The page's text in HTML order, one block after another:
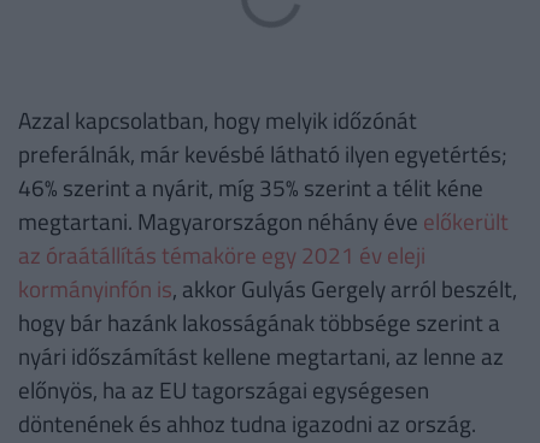
Azzal kapcsolatban, hogy melyik időzónát
preferálnák, már kevésbé látható ilyen egyetértés;
46% szerint a nyárit, míg 35% szerint a télit kéne
megtartani. Magyarországon néhány éve előkerült
az óraátállítás témaköre egy 2021 év eleji
kormányinfón is, akkor Gulyás Gergely arról beszélt,
hogy bár hazánk lakosságának többsége szerint a
nyári időszámítást kellene megtartani, az lenne az
előnyös, ha az EU tagországai egységesen
döntenének és ahhoz tudna igazodni az ország.